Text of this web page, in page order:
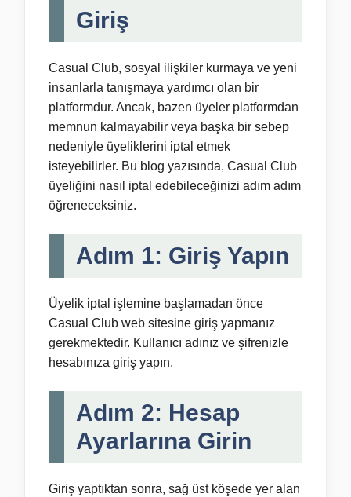
Giriş
Casual Club, sosyal ilişkiler kurmaya ve yeni
insanlarla tanışmaya yardımcı olan bir
platformdur. Ancak, bazen üyeler platformdan
memnun kalmayabilir veya başka bir sebep
nedeniyle üyeliklerini iptal etmek
isteyebilirler. Bu blog yazısında, Casual Club
üyeliğini nasıl iptal edebileceğinizi adım adım
öğreneceksiniz.
Adım 1: Giriş Yapın
Üyelik iptal işlemine başlamadan önce
Casual Club web sitesine giriş yapmanız
gerekmektedir. Kullanıcı adınız ve şifrenizle
hesabınıza giriş yapın.
Adım 2: Hesap
Ayarlarına Girin
Giriş yaptıktan sonra, sağ üst köşede yer alan